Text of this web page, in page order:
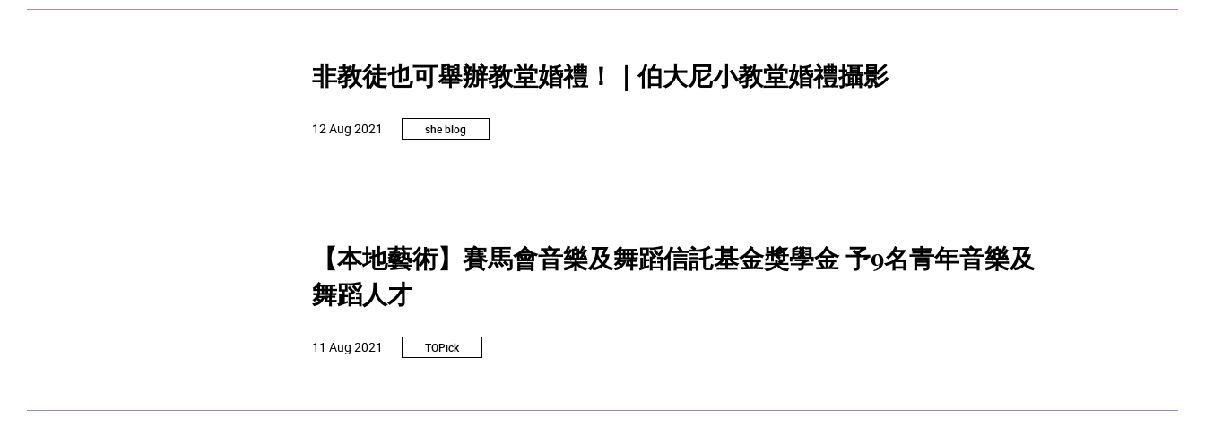
非教徒也可舉辦教堂婚禮！｜伯大尼小教堂婚禮攝影
she blog
12 Aug 2021
【本地藝術】賽馬會音樂及舞蹈信託基金獎學金 予9名青年音樂及
舞蹈人才
TOPick
11 Aug 2021